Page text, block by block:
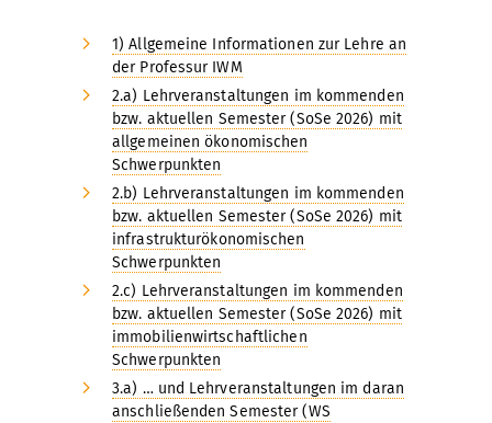
1) Allgemeine Informationen zur Lehre an
der Professur IWM
2.a) Lehrveranstaltungen im kommenden
bzw. aktuellen Semester (SoSe 2026) mit
allgemeinen ökonomischen
Schwerpunkten
2.b) Lehrveranstaltungen im kommenden
bzw. aktuellen Semester (SoSe 2026) mit
infrastrukturökonomischen
Schwerpunkten
2.c) Lehrveranstaltungen im kommenden
bzw. aktuellen Semester (SoSe 2026) mit
immobilienwirtschaftlichen
Schwerpunkten
3.a) … und Lehrveranstaltungen im daran
anschließenden Semester (WS